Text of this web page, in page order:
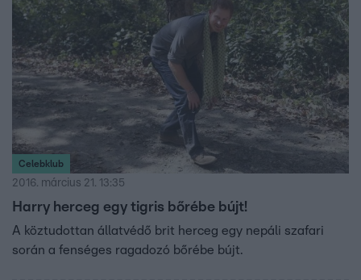
mondják, ez kevés, és szerintük a törvény sem elég
szigorú. De ha szigorúbb lenne, akkor vajon kevesebb
lenne-e a kegyetlenkedés? Szabados Ágnes riportja.
Celebklub
2016. március 21. 13:35
Harry herceg egy tigris bőrébe bújt!
A köztudottan állatvédő brit herceg egy nepáli szafari
során a fenséges ragadozó bőrébe bújt.